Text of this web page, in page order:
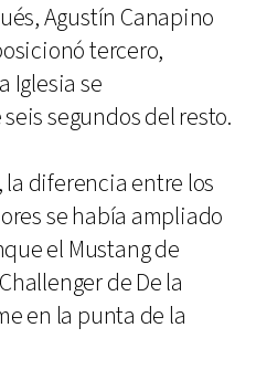
Agustín Canapino
tercero,
Iglesia se
segundos del resto.
la diferencia entre los
se había ampliado
el Mustang de
de De la
en la punta de la